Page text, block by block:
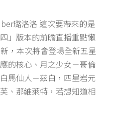
璐洛洛 這次要帶來的是
」版本的前瞻直播重點懶
，本次將會登場全新五星
的核心、月之少女－哥倫
馬仙人－茲白，四星岩元
、那維萊特，若想知道相